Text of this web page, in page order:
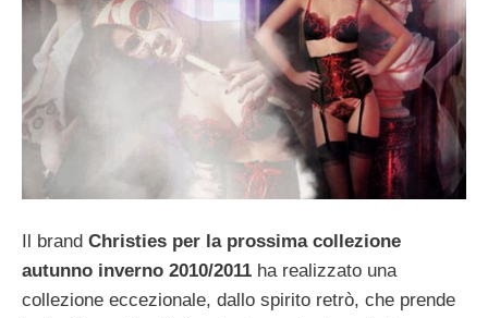
Il brand Christies per la prossima collezione
autunno inverno 2010/2011 ha realizzato una
collezione eccezionale, dallo spirito retrò, che prende